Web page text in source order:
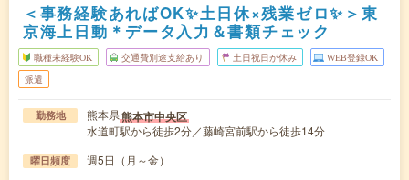
＜事務経験あればOK✨土日休×残業ゼロ✨＞東
京海上日動＊データ入力＆書類チェック
職種未経験OK 交通費別途支給あり 土日祝日が休み WEB登録OK
派遣
勤務地 熊本県熊本市中央区
水道町駅から徒歩2分／藤崎宮前駅から徒歩14分
曜日頻度 週5日（月～金）